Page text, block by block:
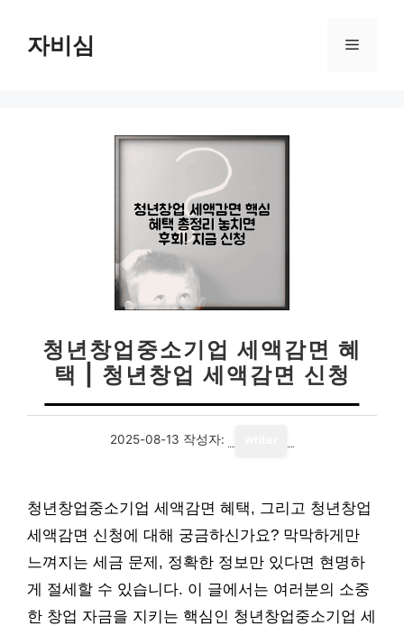
자비심 메
청년창업중소기업 세액감면 혜
택 | 청년창업 세액감면 신청
2025-08-13 작성자:
청년창업중소기업 세액감면 혜택, 그리고 청년창업
세액감면 신청에 대해 궁금하신가요? 막막하게만
느껴지는 세금 문제, 정확한 정보만 있다면 현명하
게 절세할 수 있습니다. 이 글에서는 여러분의 소중
한 창업 자금을 지키는 핵심인 청년창업중소기업 세